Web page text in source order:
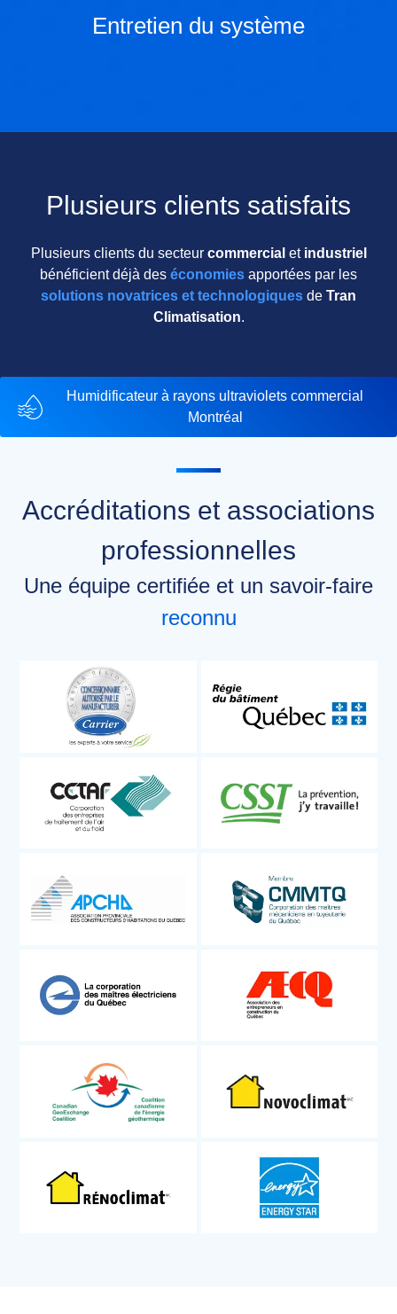
Entretien du système
Plusieurs clients satisfaits
Plusieurs clients du secteur commercial et industriel
bénéficient déjà des économies apportées par les
solutions novatrices et technologiques de Tran
Climatisation.
Humidificateur à rayons ultraviolets commercial
Montréal
Accréditations et associations
professionnelles
Une équipe certifiée et un savoir-faire
reconnu